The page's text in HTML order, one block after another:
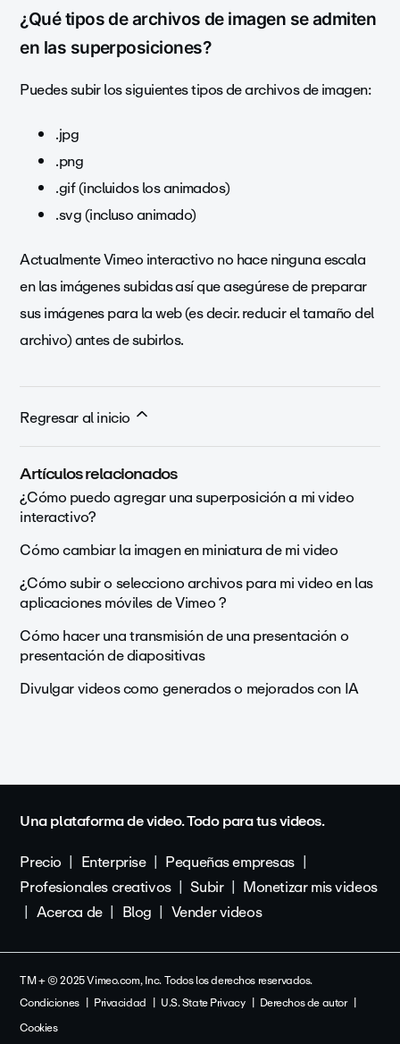
¿Qué tipos de archivos de imagen se admiten
en las superposiciones?
Puedes subir los siguientes tipos de archivos de imagen:
.jpg
.png
.gif (incluidos los animados)
.svg (incluso animado)
Actualmente Vimeo interactivo no hace ninguna escala
en las imágenes subidas así que asegúrese de preparar
sus imágenes para la web (es decir. reducir el tamaño del
archivo) antes de subirlos.
Regresar al inicio
Artículos relacionados
¿Cómo puedo agregar una superposición a mi video
interactivo?
Cómo cambiar la imagen en miniatura de mi video
¿Cómo subir o selecciono archivos para mi video en las
aplicaciones móviles de Vimeo ?
Cómo hacer una transmisión de una presentación o
presentación de diapositivas
Divulgar videos como generados o mejorados con IA
Una plataforma de video. Todo para tus videos.
Precio
Enterprise
Pequeñas empresas
Profesionales creativos
Subir
Monetizar mis videos
Acerca de
Blog Vender videos
TM + © 2025 Vimeo.com, Inc. Todos los derechos reservados.
Condiciones
Privacidad U.S. State Privacy
Derechos de autor
Cookies